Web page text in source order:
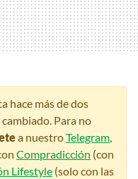
hace más de dos
Para no
a nuestroTelegram,
Compradicción (con
Lifestyle (solo con las